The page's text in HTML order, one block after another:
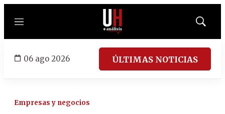
Menú
Mostrar
06 ago 2026 ÚLTIMAS NOTICIAS
Empresas y negocios